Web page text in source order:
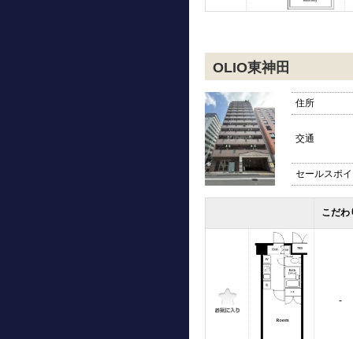
OLIO東神田
住所
交通
セールスポ
こだわ
-